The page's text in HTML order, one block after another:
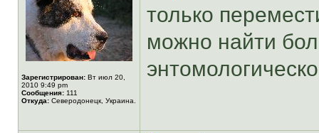
Зарегистрирован: Вт июл 20,
2010 9:49 pm
Сообщения: 111
Откуда: Северодонецк, Украина.
только
можно найти